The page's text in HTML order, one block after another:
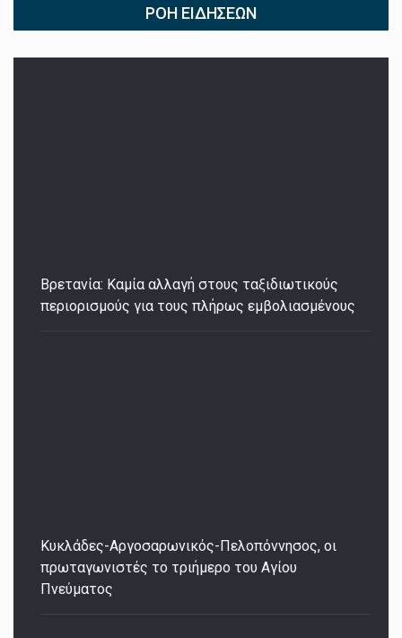
ΡΟΉ ΕΙΔΉΣΕΩΝ
Βρετανία: Καμία αλλαγή στους ταξιδιωτικούς
περιορισμούς για τους πλήρως εμβολιασμένους
Κυκλάδες-Αργοσαρωνικός-Πελοπόννησος, οι
πρωταγωνιστές το τριήμερο του Αγίου
Πνεύματος